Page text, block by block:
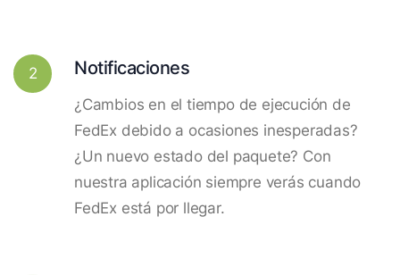
2 Notificaciones
¿Cambios en el tiempo de ejecución de
FedEx debido a ocasiones inesperadas?
¿Un nuevo estado del paquete? Con
nuestra aplicación siempre verás cuando
FedEx está por llegar.